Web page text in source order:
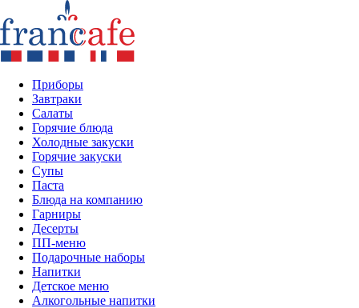
Приборы
Завтраки
Салаты
Горячие блюда
Холодные закуски
Горячие закуски
Супы
Паста
Блюда на компанию
Гарниры
Десерты
ПП-меню
Подарочные наборы
Напитки
Детское меню
Алкогольные напитки